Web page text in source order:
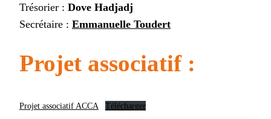
Trésorier : Dove Hadjadj
Secrétaire : Emmanuelle Toudert
Projet associatif :
Projet associatif ACCA Télécharger